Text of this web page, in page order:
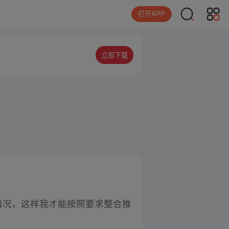
打开APP
立即下载
，这样我才能按照要求整合推